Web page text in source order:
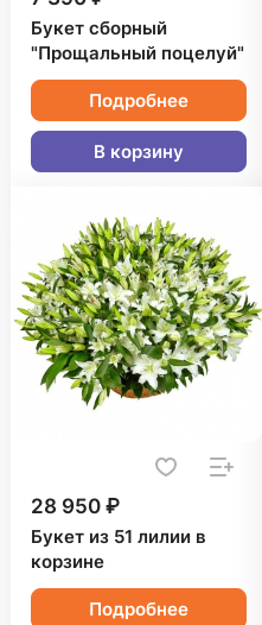
Букет сборный
"Прощальный поцелуй"
Подробнее
В корзину
28 950 ₽
Букет из 51 лилии в
корзине
Подробнее